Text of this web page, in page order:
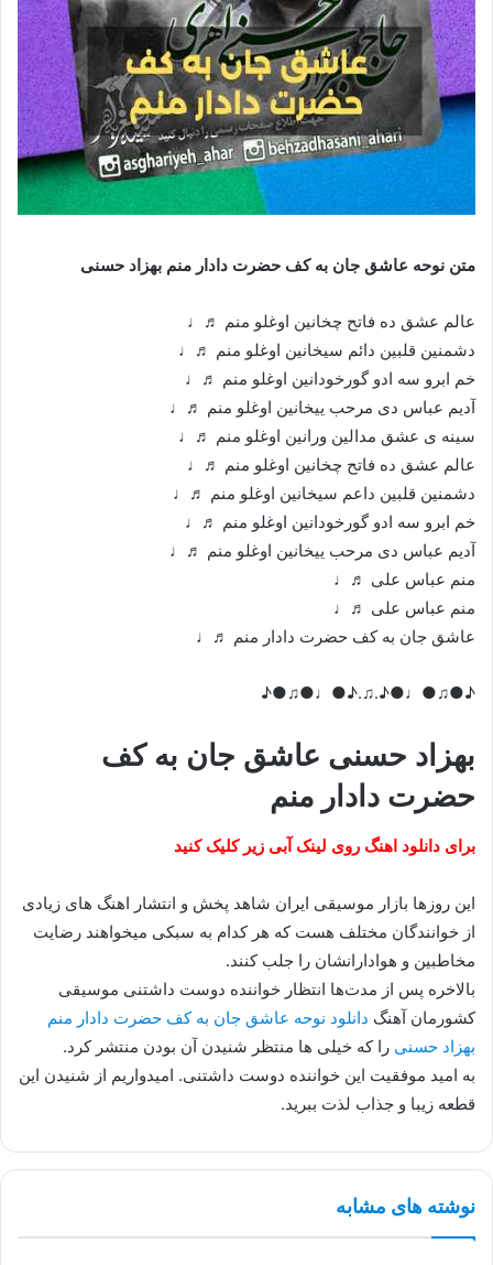
متن نوحه عاشق جان به کف حضرت دادار منم بهزاد حسنی
عالم عشق ده فاتح چخانین اوغلو منم ♬♩
دشمنین قلبین دائم سیخانین اوغلو منم ♬♩
خم ابرو سه ادو گورخودانین اوغلو منم ♬♩
آدیم عباس دی مرحب ییخانین اوغلو منم ♬♩
سینه ی عشق مدالین ورانین اوغلو منم ♬♩
عالم عشق ده فاتح چخانین اوغلو منم ♬♩
دشمنین قلبین داعم سیخانین اوغلو منم ♬♩
خم ابرو سه ادو گورخودانین اوغلو منم ♬♩
آدیم عباس دی مرحب ییخانین اوغلو منم ♬♩
منم عباس علی ♬♩
منم عباس علی ♬♩
عاشق جان به کف حضرت دادار منم ♬♩
♪●♫●♩●♪.♫.♪●♩●♫●♪
بهزاد حسنی عاشق جان به کف
حضرت دادار منم
برای دانلود اهنگ روی لینک آبی زیر کلیک کنید
این روزها بازار موسیقی ایران شاهد پخش و انتشار اهنگ های زیادی
از خوانندگان مختلف هست که هر کدام به سبکی میخواهند رضایت
مخاطبین و هوادارانشان را جلب کنند.
بالاخره پس از مدت‌ها انتظار خواننده دوست داشتنی موسیقی
کشورمان آهنگ دانلود نوحه عاشق جان به کف حضرت دادار منم
بهزاد حسنی را که خیلی ها منتظر شنیدن آن بودن منتشر کرد.
به امید موفقیت این خواننده دوست داشتنی. امیدواریم از شنیدن این
قطعه زیبا و جذاب لذت ببرید.
نوشته های مشابه